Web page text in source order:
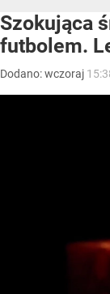
Szokująca
futbolem.
Dodano:wczoraj